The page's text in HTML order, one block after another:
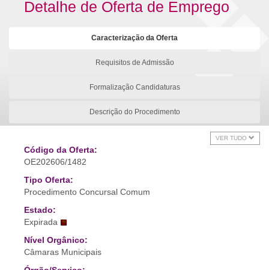
Detalhe de Oferta de Emprego
Caracterização da Oferta
Requisitos de Admissão
Formalização Candidaturas
Descrição do Procedimento
VER TUDO
Código da Oferta:
OE202606/1482
Tipo Oferta:
Procedimento Concursal Comum
Estado:
Expirada
Nível Orgânico:
Câmaras Municipais